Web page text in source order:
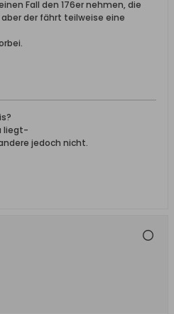
Fall den 176er nehmen, die
der fährt teilweise eine
liegt-
jedoch nicht.